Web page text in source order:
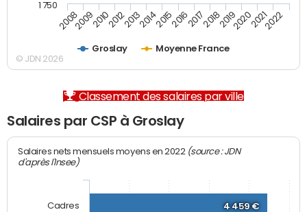
Groslay Moyenne France
20082009201020122013201420152016201720182019202020212022
1 750
© JDN 2026
Classement des salaires par ville
Salaires par CSP à Groslay
Salaires nets mensuels moyens en 2022 (source : JDN
d'après l'Insee)
4 459 €
Cadres